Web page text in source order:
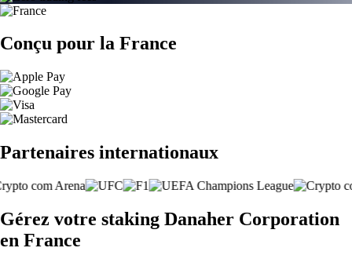
Conçu pour la France
Partenaires internationaux
Gérez votre staking Danaher Corporation
en France